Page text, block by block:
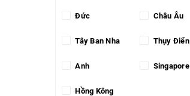
Đức Châu Âu
Tây Ban Nha Thụy Điển
Anh Singapore
Hồng Kông